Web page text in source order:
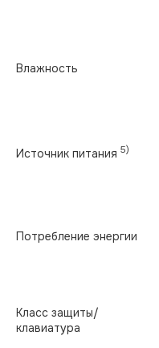
Влажность
Источник питания 5)
Потребление энергии
Класс защиты/
клавиатура